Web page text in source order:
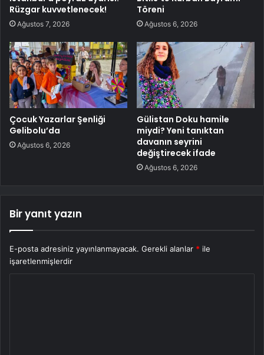
Rüzgar kuvvetlenecek!
Ağustos 7, 2026
Töreni
Ağustos 6, 2026
Çocuk Yazarlar Şenliği
Gelibolu’da
Ağustos 6, 2026
Gülistan Doku hamile
miydi? Yeni tanıktan
davanın seyrini
değiştirecek ifade
Ağustos 6, 2026
Bir yanıt yazın
E-posta adresiniz yayınlanmayacak. Gerekli alanlar * ile
işaretlenmişlerdir